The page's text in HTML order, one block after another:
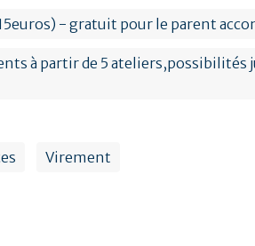
- gratuit pour le parent
à partir de 5 ateliers,possibilités
Virement